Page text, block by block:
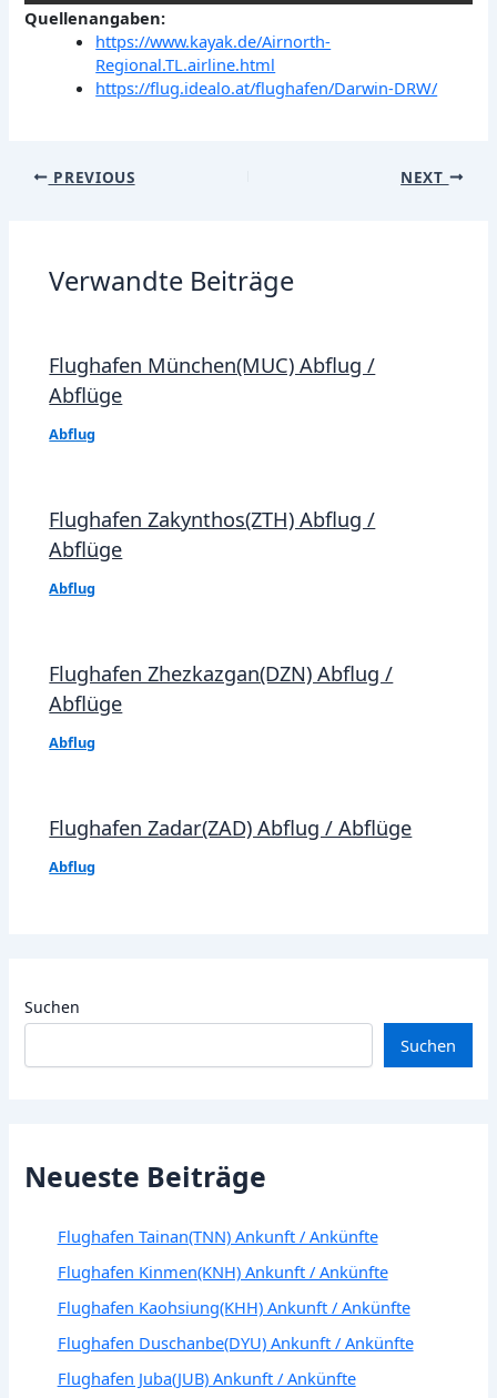
Quellenangaben:
https://www.kayak.de/Airnorth-
Regional.TL.airline.html
https://flug.idealo.at/flughafen/Darwin-DRW/
Post
PREVIOUS NEXT
Verwandte Beiträge
Flughafen München(MUC) Abflug /
Abflüge
Abflug
Flughafen Zakynthos(ZTH) Abflug /
Abflüge
Abflug
Flughafen Zhezkazgan(DZN) Abflug /
Abflüge
Abflug
Flughafen Zadar(ZAD) Abflug / Abflüge
Abflug
Suchen
Suchen
Neueste Beiträge
Flughafen Tainan(TNN) Ankunft / Ankünfte
Flughafen Kinmen(KNH) Ankunft / Ankünfte
Flughafen Kaohsiung(KHH) Ankunft / Ankünfte
Flughafen Duschanbe(DYU) Ankunft / Ankünfte
Flughafen Juba(JUB) Ankunft / Ankünfte